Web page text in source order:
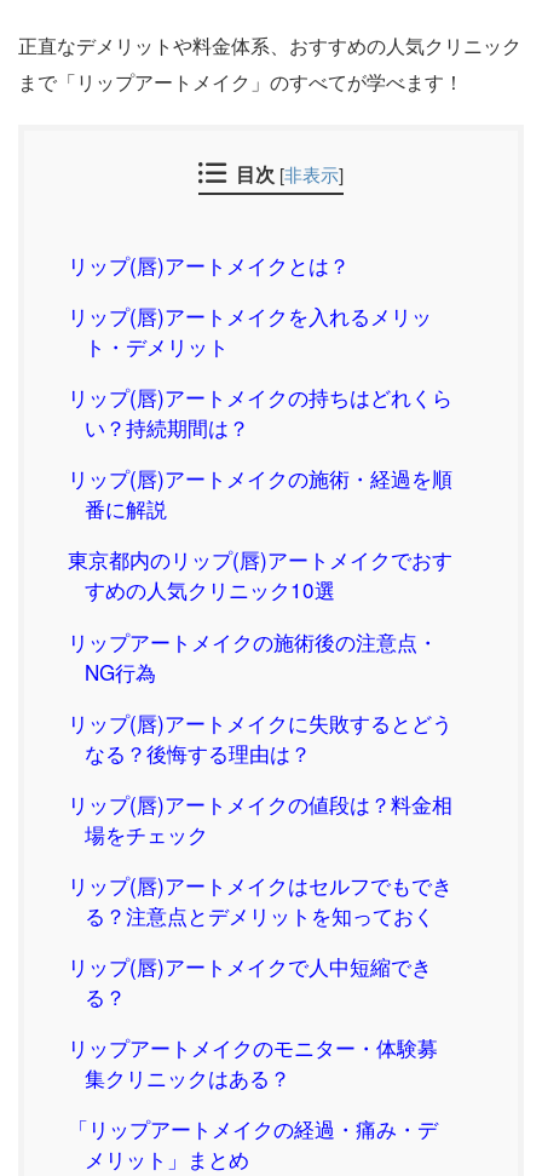
正直なデメリットや料金体系、おすすめの人気クリニック
まで「リップアートメイク」のすべてが学べます！
目次 [非表示]
リップ(唇)アートメイクとは？
リップ(唇)アートメイクを入れるメリッ
ト・デメリット
リップ(唇)アートメイクの持ちはどれくら
い？持続期間は？
リップ(唇)アートメイクの施術・経過を順
番に解説
東京都内のリップ(唇)アートメイクでおす
すめの人気クリニック10選
リップアートメイクの施術後の注意点・
NG行為
リップ(唇)アートメイクに失敗するとどう
なる？後悔する理由は？
リップ(唇)アートメイクの値段は？料金相
場をチェック
リップ(唇)アートメイクはセルフでもでき
る？注意点とデメリットを知っておく
リップ(唇)アートメイクで人中短縮でき
る？
リップアートメイクのモニター・体験募
集クリニックはある？
「リップアートメイクの経過・痛み・デ
メリット」まとめ